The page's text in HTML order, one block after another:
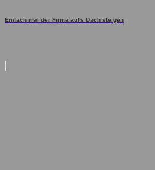
Einfach mal der Firma auf's Dach steigen